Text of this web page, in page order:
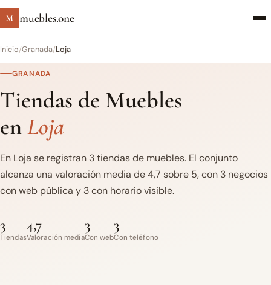
M muebles.one
Inicio/Granada/Loja
GRANADA
Tiendas de Muebles
enLoja
En Loja se registran 3 tiendas de muebles. El conjunto
alcanza una valoración media de 4,7 sobre 5, con 3 negocios
con web pública y 3 con horario visible.
3
Tiendas
4,7
Valoración media
3
Con web
3
Con teléfono